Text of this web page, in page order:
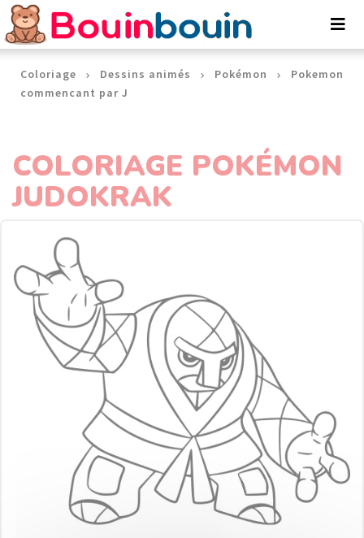
Coloriage Dessins animés Pokémon
Pokemon
commencant par J
COLORIAGE POKÉMON
JUDOKRAK
Panneau de gestion des cookies